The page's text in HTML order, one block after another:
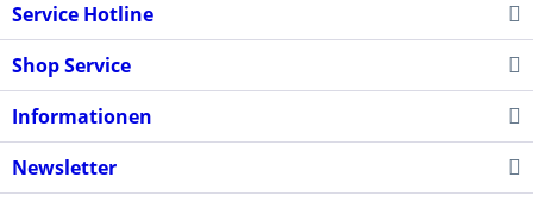
Service Hotline
Shop Service
Informationen
Newsletter